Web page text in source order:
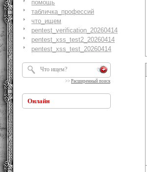
помощь
табличка_профессий
что_ищем
pentest_verification_20260414
pentest_xss_test2_20260414
pentest_xss_test_20260414
>> Расширенный поиск
Онлайн